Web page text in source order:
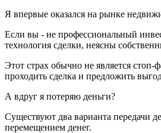
Я впервые оказался на рынке
Если вы - не профессиональный
технология сделки, неясны
Этот страх обычно не является
проходить сделка и предложить
А вдруг я потеряю деньги?
Существуют два варианта передачи
перемещением денег.